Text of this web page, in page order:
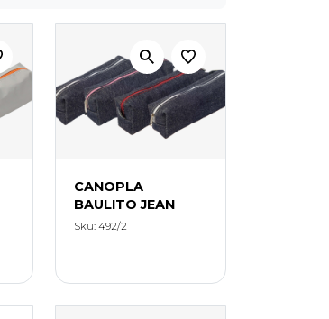
CANOPLA
BAULITO JEAN
Sku: 492/2